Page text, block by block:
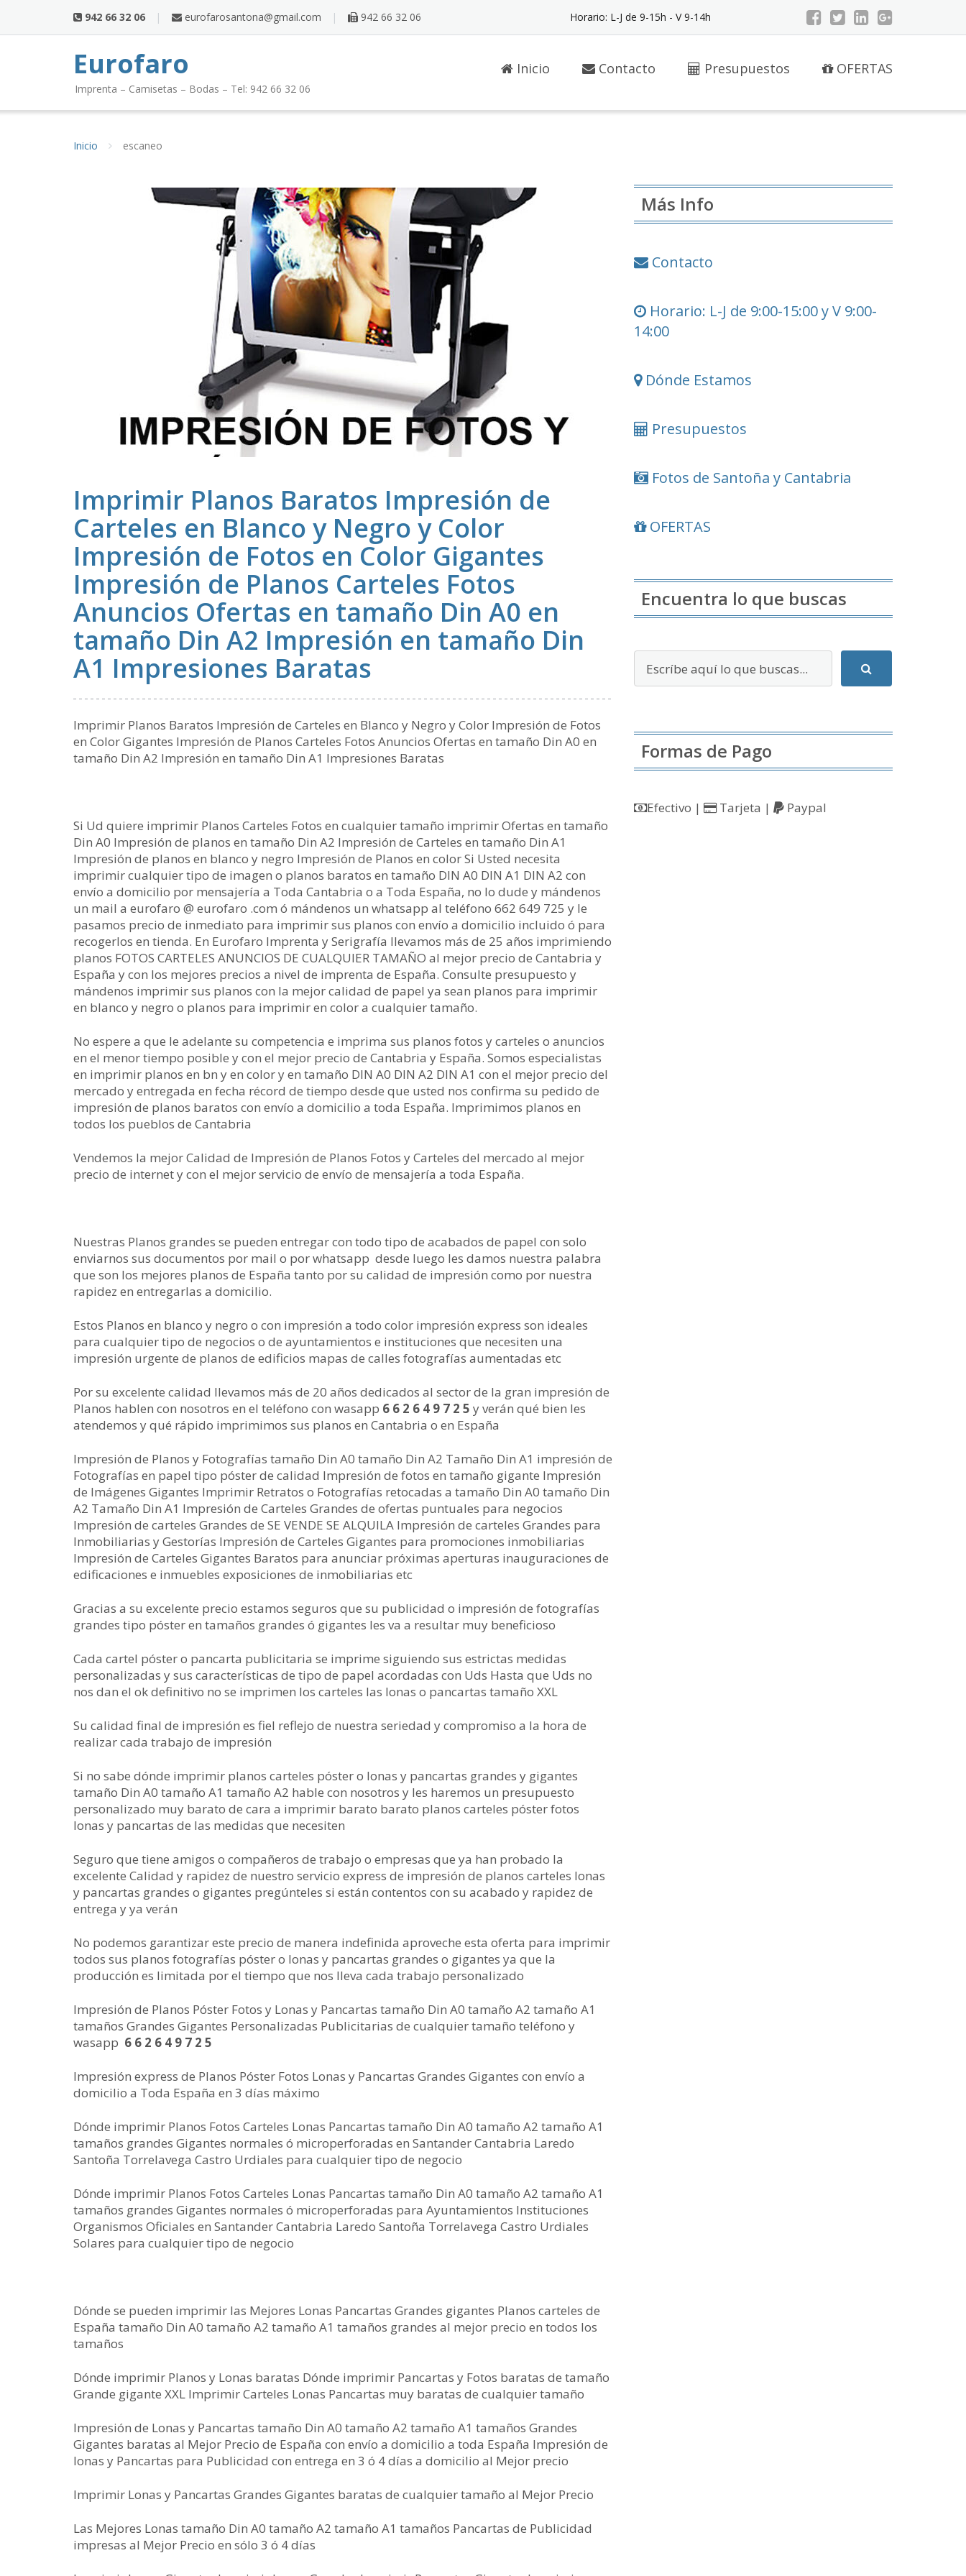
contenido
942 66 32 06 eurofarosantona@gmail.com 942 66 32 06 Horario: L-J de 9-15h - V 9-14h
Eurofaro
Imprenta – Camisetas – Bodas – Tel: 942 66 32 06
Inicio Contacto Presupuestos OFERTAS
Inicio escaneo
Imprimir Planos Baratos Impresión de
Carteles en Blanco y Negro y Color
Impresión de Fotos en Color Gigantes
Impresión de Planos Carteles Fotos
Anuncios Ofertas en tamaño Din A0 en
tamaño Din A2 Impresión en tamaño Din
A1 Impresiones Baratas
Imprimir Planos Baratos Impresión de Carteles en Blanco y Negro y Color Impresión de Fotos
en Color Gigantes Impresión de Planos Carteles Fotos Anuncios Ofertas en tamaño Din A0 en
tamaño Din A2 Impresión en tamaño Din A1 Impresiones Baratas
Si Ud quiere imprimir Planos Carteles Fotos en cualquier tamaño imprimir Ofertas en tamaño
Din A0 Impresión de planos en tamaño Din A2 Impresión de Carteles en tamaño Din A1
Impresión de planos en blanco y negro Impresión de Planos en color Si Usted necesita
imprimir cualquier tipo de imagen o planos baratos en tamaño DIN A0 DIN A1 DIN A2 con
envío a domicilio por mensajería a Toda Cantabria o a Toda España, no lo dude y mándenos
un mail a eurofaro @ eurofaro .com ó mándenos un whatsapp al teléfono 662 649 725 y le
pasamos precio de inmediato para imprimir sus planos con envío a domicilio incluido ó para
recogerlos en tienda. En Eurofaro Imprenta y Serigrafía llevamos más de 25 años imprimiendo
planos FOTOS CARTELES ANUNCIOS DE CUALQUIER TAMAÑO al mejor precio de Cantabria y
España y con los mejores precios a nivel de imprenta de España. Consulte presupuesto y
mándenos imprimir sus planos con la mejor calidad de papel ya sean planos para imprimir
en blanco y negro o planos para imprimir en color a cualquier tamaño.
No espere a que le adelante su competencia e imprima sus planos fotos y carteles o anuncios
en el menor tiempo posible y con el mejor precio de Cantabria y España. Somos especialistas
en imprimir planos en bn y en color y en tamaño DIN A0 DIN A2 DIN A1 con el mejor precio del
mercado y entregada en fecha récord de tiempo desde que usted nos confirma su pedido de
impresión de planos baratos con envío a domicilio a toda España. Imprimimos planos en
todos los pueblos de Cantabria
Vendemos la mejor Calidad de Impresión de Planos Fotos y Carteles del mercado al mejor
precio de internet y con el mejor servicio de envío de mensajería a toda España.
Nuestras Planos grandes se pueden entregar con todo tipo de acabados de papel con solo
enviarnos sus documentos por mail o por whatsapp desde luego les damos nuestra palabra
que son los mejores planos de España tanto por su calidad de impresión como por nuestra
rapidez en entregarlas a domicilio.
Estos Planos en blanco y negro o con impresión a todo color impresión express son ideales
para cualquier tipo de negocios o de ayuntamientos e instituciones que necesiten una
impresión urgente de planos de edificios mapas de calles fotografías aumentadas etc
Por su excelente calidad llevamos más de 20 años dedicados al sector de la gran impresión de
Planos hablen con nosotros en el teléfono con wasapp 6 6 2 6 4 9 7 2 5 y verán qué bien les
atendemos y qué rápido imprimimos sus planos en Cantabria o en España
Impresión de Planos y Fotografías tamaño Din A0 tamaño Din A2 Tamaño Din A1 impresión de
Fotografías en papel tipo póster de calidad Impresión de fotos en tamaño gigante Impresión
de Imágenes Gigantes Imprimir Retratos o Fotografías retocadas a tamaño Din A0 tamaño Din
A2 Tamaño Din A1 Impresión de Carteles Grandes de ofertas puntuales para negocios
Impresión de carteles Grandes de SE VENDE SE ALQUILA Impresión de carteles Grandes para
Inmobiliarias y Gestorías Impresión de Carteles Gigantes para promociones inmobiliarias
Impresión de Carteles Gigantes Baratos para anunciar próximas aperturas inauguraciones de
edificaciones e inmuebles exposiciones de inmobiliarias etc
Gracias a su excelente precio estamos seguros que su publicidad o impresión de fotografías
grandes tipo póster en tamaños grandes ó gigantes les va a resultar muy beneficioso
Cada cartel póster o pancarta publicitaria se imprime siguiendo sus estrictas medidas
personalizadas y sus características de tipo de papel acordadas con Uds Hasta que Uds no
nos dan el ok definitivo no se imprimen los carteles las lonas o pancartas tamaño XXL
Su calidad final de impresión es fiel reflejo de nuestra seriedad y compromiso a la hora de
realizar cada trabajo de impresión
Si no sabe dónde imprimir planos carteles póster o lonas y pancartas grandes y gigantes
tamaño Din A0 tamaño A1 tamaño A2 hable con nosotros y les haremos un presupuesto
personalizado muy barato de cara a imprimir barato barato planos carteles póster fotos
lonas y pancartas de las medidas que necesiten
Seguro que tiene amigos o compañeros de trabajo o empresas que ya han probado la
excelente Calidad y rapidez de nuestro servicio express de impresión de planos carteles lonas
y pancartas grandes o gigantes pregúnteles si están contentos con su acabado y rapidez de
entrega y ya verán
No podemos garantizar este precio de manera indefinida aproveche esta oferta para imprimir
todos sus planos fotografías póster o lonas y pancartas grandes o gigantes ya que la
producción es limitada por el tiempo que nos lleva cada trabajo personalizado
Impresión de Planos Póster Fotos y Lonas y Pancartas tamaño Din A0 tamaño A2 tamaño A1
tamaños Grandes Gigantes Personalizadas Publicitarias de cualquier tamaño teléfono y
wasapp 6 6 2 6 4 9 7 2 5
Impresión express de Planos Póster Fotos Lonas y Pancartas Grandes Gigantes con envío a
domicilio a Toda España en 3 días máximo
Dónde imprimir Planos Fotos Carteles Lonas Pancartas tamaño Din A0 tamaño A2 tamaño A1
tamaños grandes Gigantes normales ó microperforadas en Santander Cantabria Laredo
Santoña Torrelavega Castro Urdiales para cualquier tipo de negocio
Dónde imprimir Planos Fotos Carteles Lonas Pancartas tamaño Din A0 tamaño A2 tamaño A1
tamaños grandes Gigantes normales ó microperforadas para Ayuntamientos Instituciones
Organismos Oficiales en Santander Cantabria Laredo Santoña Torrelavega Castro Urdiales
Solares para cualquier tipo de negocio
Dónde se pueden imprimir las Mejores Lonas Pancartas Grandes gigantes Planos carteles de
España tamaño Din A0 tamaño A2 tamaño A1 tamaños grandes al mejor precio en todos los
tamaños
Dónde imprimir Planos y Lonas baratas Dónde imprimir Pancartas y Fotos baratas de tamaño
Grande gigante XXL Imprimir Carteles Lonas Pancartas muy baratas de cualquier tamaño
Impresión de Lonas y Pancartas tamaño Din A0 tamaño A2 tamaño A1 tamaños Grandes
Gigantes baratas al Mejor Precio de España con envío a domicilio a toda España Impresión de
lonas y Pancartas para Publicidad con entrega en 3 ó 4 días a domicilio al Mejor precio
Imprimir Lonas y Pancartas Grandes Gigantes baratas de cualquier tamaño al Mejor Precio
Las Mejores Lonas tamaño Din A0 tamaño A2 tamaño A1 tamaños Pancartas de Publicidad
impresas al Mejor Precio en sólo 3 ó 4 días
Más Info
Contacto
Horario: L-J de 9:00-15:00 y V 9:00-
14:00
Dónde Estamos
Presupuestos
Fotos de Santoña y Cantabria
OFERTAS
Encuentra lo que buscas
Formas de Pago
Efectivo | Tarjeta | Paypal